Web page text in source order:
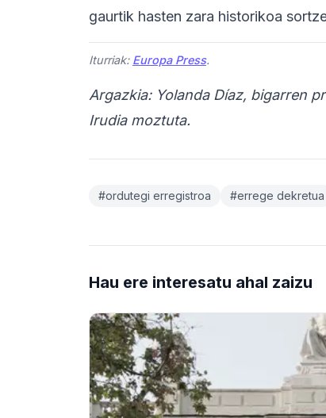
gaurtik hasten zara historikoa
Iturriak: Europa Press.
Argazkia: Yolanda Díaz, bigarren
Irudia moztuta.
#ordutegi erregistroa #errege dekretua
Hau ere interesatu ahal zaizu